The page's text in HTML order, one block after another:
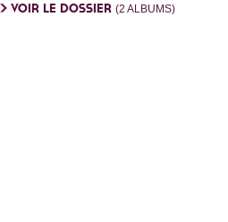
VOIR LE DOSSIER (2 ALBUMS)